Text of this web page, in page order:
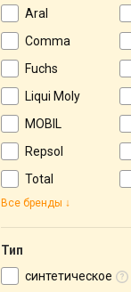
Aral
Comma
Fuchs
Liqui Moly
MOBIL
Repsol
Total
Все бренды
Тип
синтетическое